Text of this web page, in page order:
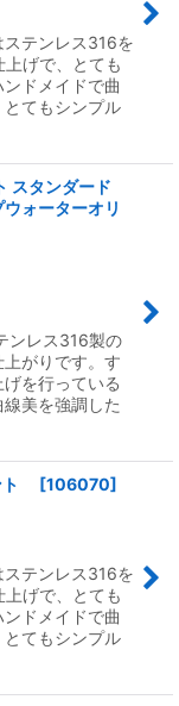
ステンレス316を
げで、とても
ドメイドで曲
てもシンプル
スタンダード
ォーターオリ
ンレス316製の
がりです。す
を行っている
美を強調した
ト [106070]
ステンレス316を
げで、とても
ドメイドで曲
てもシンプル